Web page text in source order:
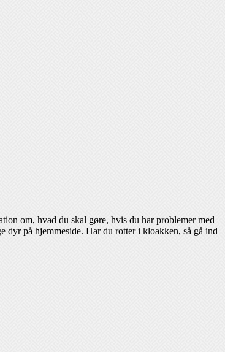
om, hvad du skal gøre, hvis du har problemer med
dyr på hjemmeside. Har du rotter i kloakken, så gå ind